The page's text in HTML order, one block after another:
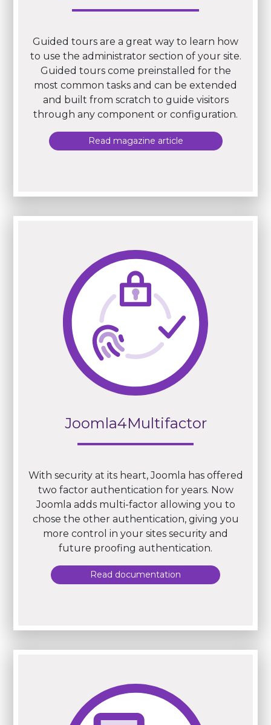
Guided tours are a great way to learn how
to use the administrator section of your site.
Guided tours come preinstalled for the
most common tasks and can be extended
and built from scratch to guide visitors
through any component or configuration.
Read magazine article
Joomla4Multifactor
With security at its heart, Joomla has offered
two factor authentication for years. Now
Joomla adds multi-factor allowing you to
chose the other authentication, giving you
more control in your sites security and
future proofing authentication.
Read documentation